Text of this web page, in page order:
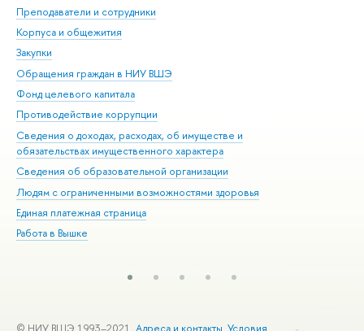
Преподаватели и сотрудники
Корпуса и общежития
Закупки
Обращения граждан в НИУ ВШЭ
Фонд целевого капитала
Противодействие коррупции
Сведения о доходах, расходах, об имуществе и
обязательствах имущественного характера
Сведения об образовательной организации
Людям с ограниченными возможностями здоровья
Единая платежная страница
Работа в Вышке
© НИУ ВШЭ 1993–2021 Адреса и контакты Условия